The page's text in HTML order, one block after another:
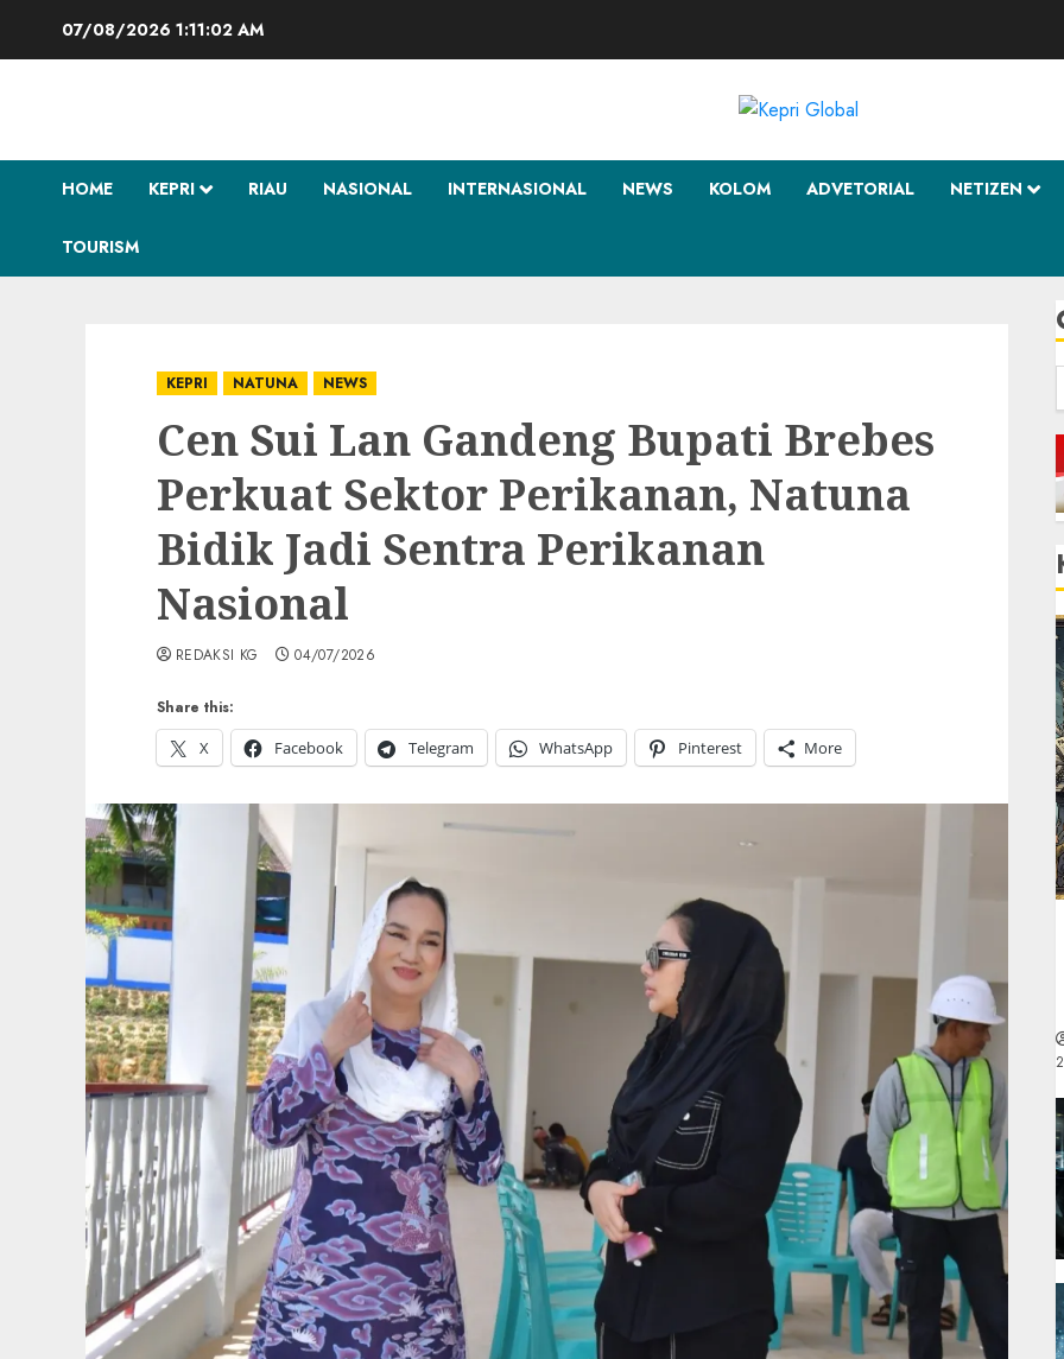
07/08/2026 1:11:03 AM
HOME KEPRI RIAU NASIONAL INTERNASIONAL NEWS KOLOM ADVETORIAL NETIZEN
TOURISM
KEPRI NATUNA NEWS
Cen Sui Lan Gandeng Bupati Brebes
Perkuat Sektor Perikanan, Natuna
Bidik Jadi Sentra Perikanan
Nasional
Share this:
X
Facebook Telegram WhatsApp Pinterest More
REDAKSI KG 04/07/2026